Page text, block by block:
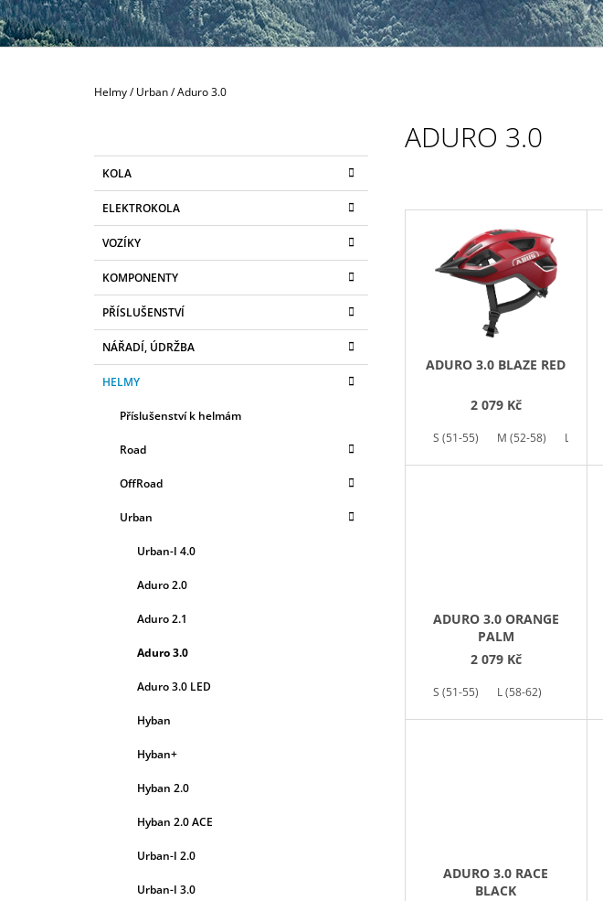
Domů
Helmy/ Urban/Aduro 3.0
kategorie
K
T
G
O
R
E
KOLA
ELEKTROKOLA
VOZÍKY
KOMPONENTY
PŘÍSLUŠENSTVÍ
NÁŘADÍ, ÚDRŽBA
HELMY
Příslušenství k helmám
Road
OffRoad
Urban
Urban-I 4.0
Aduro 2.0
Aduro 2.1
Aduro 3.0
Aduro 3.0 LED
Hyban
Hyban+
Hyban 2.0
Hyban 2.0 ACE
Urban-I 2.0
Urban-I 3.0
ADURO 3.0
V
K
ADURO 3.0 BLAZE RED
2 079 Kč
S (51-55) M (52-58) L (58-62)
ADURO 3.0 ORANGE
PALM
2 079 Kč
S (51-55) L (58-62)
ADURO 3.0 RACE
BLACK
335 Kč
499 Kč